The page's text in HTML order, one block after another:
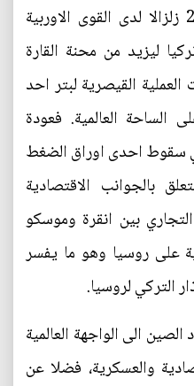
تدخلها في سوريا عام 2015 زلزالا لدى القوى الاوربية
ليزيد من محنة القارة
القيصرية لبتر احد
الساحة العالمية. فعودة
سقوط احدى اوراق الضغط
بالجوانب الاقتصادية
بين انقرة وموسكو
على روسيا وهو ما يفسر
التركي لروسيا.
الى الواجهة العالمية
والعسكرية، فضلا عن